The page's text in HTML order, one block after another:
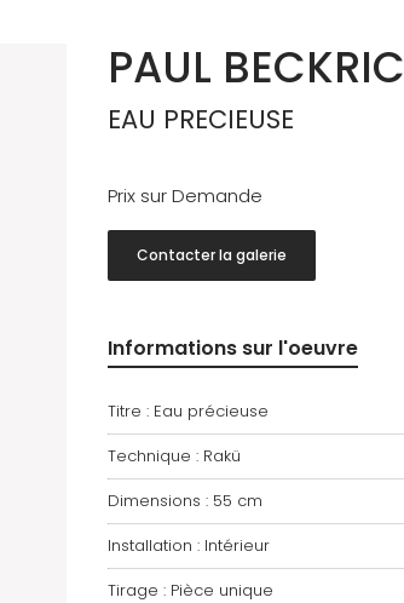
PAUL
EAU PRECIEUSE
Prix sur Demande
Contacter la galerie
Informations sur l'oeuvre
Titre : Eau précieuse
Technique : Rakü
Dimensions : 55 cm
Installation : Intérieur
Tirage : Pièce unique